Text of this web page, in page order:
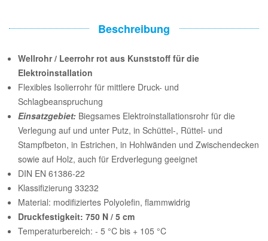
Beschreibung
Wellrohr / Leerrohr rot aus Kunststoff für die
Elektroinstallation
Flexibles Isolierrohr für mittlere Druck- und
Schlagbeanspruchung
Einsatzgebiet: Biegsames Elektroinstallationsrohr für die
Verlegung auf und unter Putz, in Schüttel-, Rüttel- und
Stampfbeton, in Estrichen, in Hohlwänden und Zwischendecken
sowie auf Holz, auch für Erdverlegung geeignet
DIN EN 61386-22
Klassifizierung 33232
Material: modifiziertes Polyolefin, flammwidrig
Druckfestigkeit: 750 N / 5 cm
Temperaturbereich: - 5 °C bis + 105 °C